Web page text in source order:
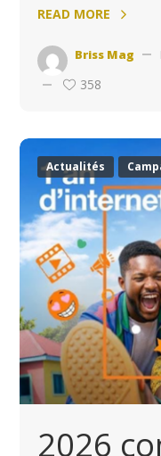
READ MORE
Briss Mag
358
Actualités
2026